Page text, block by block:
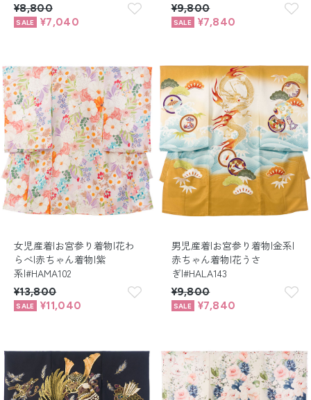
¥8,800
¥7,040
¥9,800
¥7,840
女児産着|お宮参り着物|花わ
らべ|赤ちゃん着物|紫
系|#HAMA102
¥13,800
¥11,040
男児産着|お宮参り着物|金系|
赤ちゃん着物|花うさ
ぎ|#HALA143
¥9,800
¥7,840